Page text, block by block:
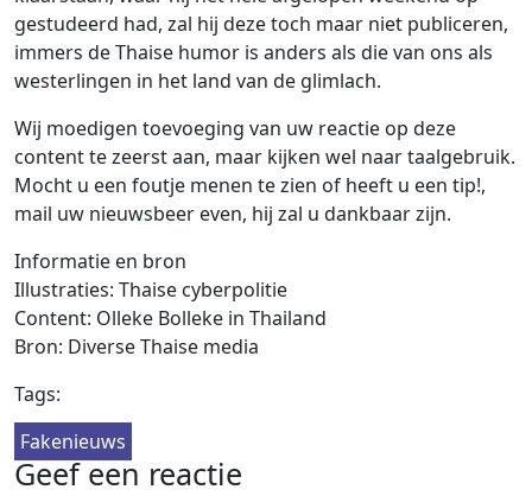
gestudeerd had, zal hij deze toch maar niet publiceren,
immers de Thaise humor is anders als die van ons als
westerlingen in het land van de glimlach.
Wij moedigen toevoeging van uw reactie op deze
content te zeerst aan, maar kijken wel naar taalgebruik.
Mocht u een foutje menen te zien of heeft u een tip!,
mail uw nieuwsbeer even, hij zal u dankbaar zijn.
Informatie en bron
Illustraties: Thaise cyberpolitie
Content: Olleke Bolleke in Thailand
Bron: Diverse Thaise media
Tags:
Fakenieuws
Geef een reactie